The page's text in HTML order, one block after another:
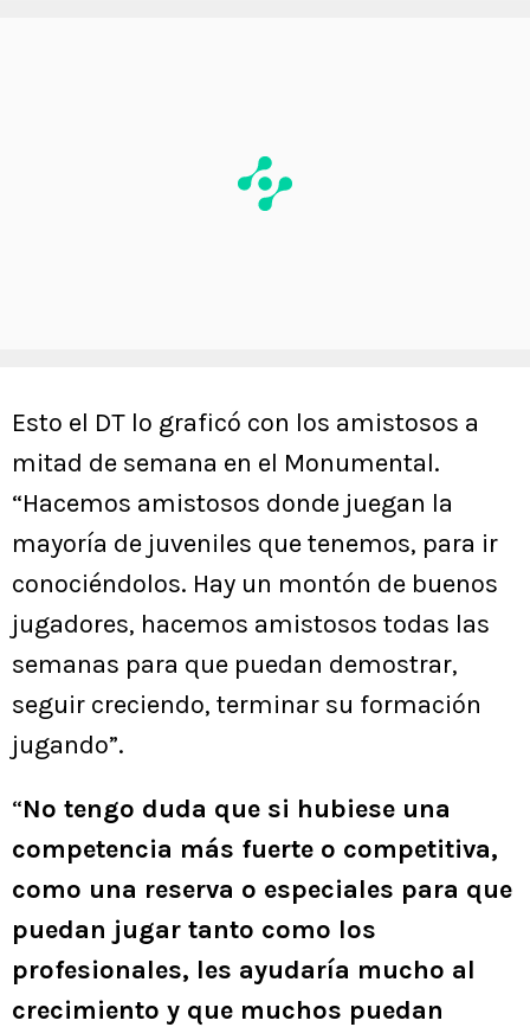
Esto el DT lo graficó con los amistosos a
mitad de semana en el Monumental.
“Hacemos amistosos donde juegan la
mayoría de juveniles que tenemos, para ir
conociéndolos. Hay un montón de buenos
jugadores, hacemos amistosos todas las
semanas para que puedan demostrar,
seguir creciendo, terminar su formación
jugando”.
“No tengo duda que si hubiese una
competencia más fuerte o competitiva,
como una reserva o especiales para que
puedan jugar tanto como los
profesionales, les ayudaría mucho al
crecimiento y que muchos puedan